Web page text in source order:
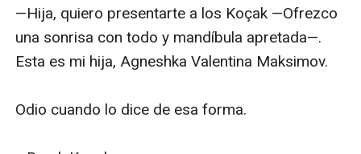
—Hija, quiero presentarte a los Koçak —Ofrezco
una sonrisa con todo y mandíbula apretada—.
Esta es mi hija, Agneshka Valentina Maksimov.
Odio cuando lo dice de esa forma.